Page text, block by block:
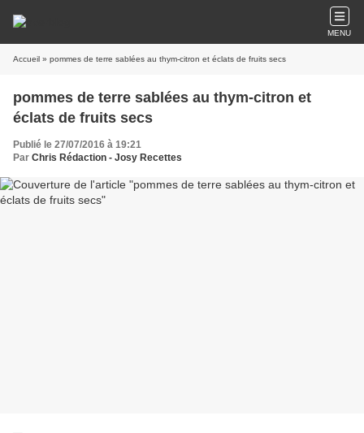
MENU
Accueil » pommes de terre sablées au thym-citron et éclats de fruits secs
pommes de terre sablées au thym-citron et
éclats de fruits secs
Publié le 27/07/2016 à 19:21
Par Chris Rédaction - Josy Recettes